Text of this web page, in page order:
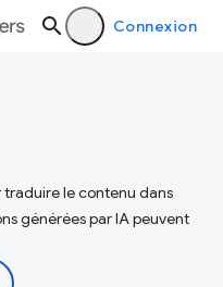
Connexion
le contenu dans
générées par IA peuvent